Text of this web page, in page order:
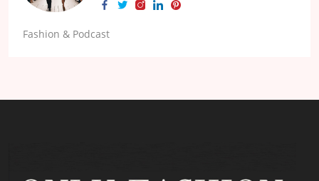
Fashion & Podcast